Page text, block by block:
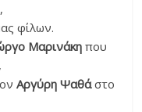
φίλων.
Μαρινάκηπου
Αργύρη Ψαθάστο